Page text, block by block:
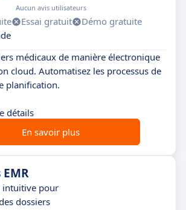
Aucun avis utilisateurs
Essai gratuit
Démo gratuite
médicaux de manière électronique
cloud. Automatisez les processus de
planification.
détails
En savoir plus
intuitive pour
dossiers